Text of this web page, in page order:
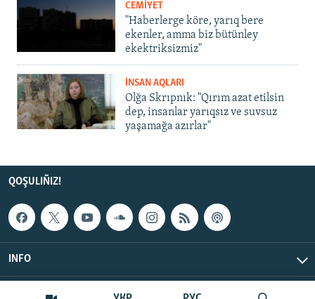
CEMİYET
"Haberlerge köre, yarıq bere
ekenler, amma biz bütünley
ekektriksizmiz"
İNSAN AQLARI
Olğa Skrıpnık: "Qırım azat etilsin
dep, insanlar yarıqsız ve suvsuz
yaşamağa azırlar"
QOŞULIÑIZ!
INFO
© Qırım.Aqiqat, 2026 | All Rights Reserved.